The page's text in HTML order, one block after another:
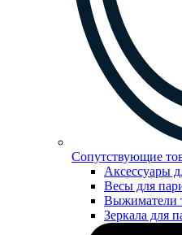
Сопутствующие
Аксессуары
Весы для
Выжиматели
Зеркала для